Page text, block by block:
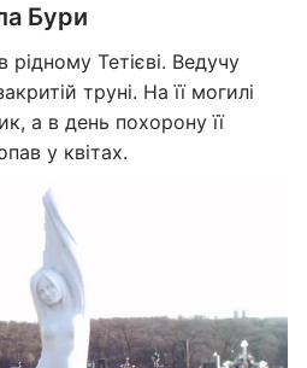
Бури
Тетієві. Ведучу
труні. На її могилі
а в день похорону її
у квітах.